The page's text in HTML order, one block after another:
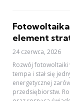
element
24 czerwca, 2026
Rozwój fotowoltaiki
tempa i stał się
energetycznej
przedsiębiorstw.